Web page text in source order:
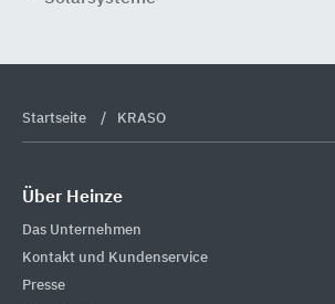
Startseite KRASO
Über Heinze
Das Unternehmen
Kontakt und Kundenservice
Presse